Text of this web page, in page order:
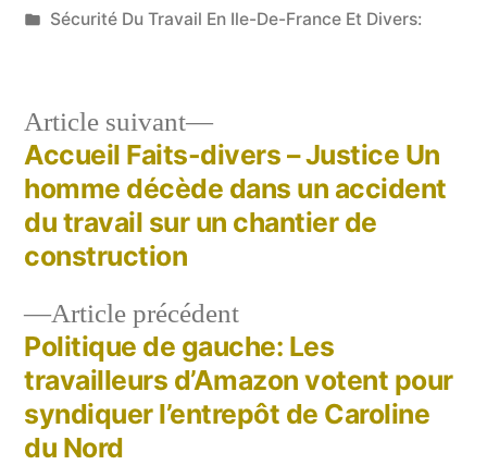
par
Publié
Sécurité Du Travail En Ile-De-France Et Divers:
Navigation
de
l’article
Article précédentArticle
précédent :
Politique de gauche: Les
travailleurs d’Amazon votent pour
syndiquer l’entrepôt de Caroline
du Nord
Article suivant
Article
suivant :
Accueil Faits-divers – Justice Un
homme décède dans un accident
du travail sur un chantier de
construction